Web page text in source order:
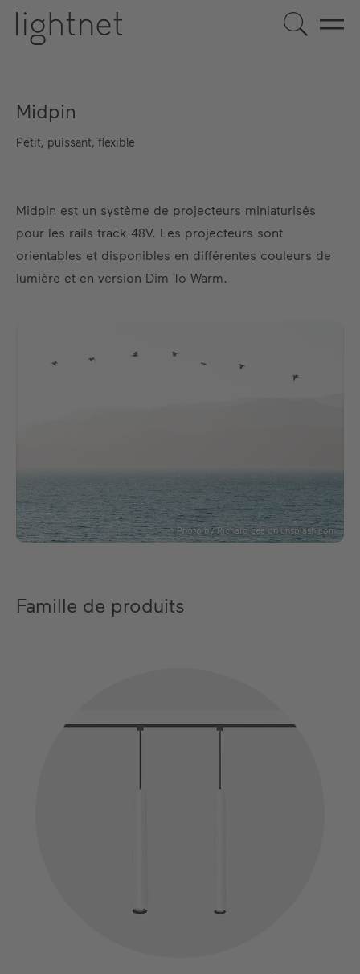
DE EN US ES
Midpin
Petit, puissant, flexible
Midpin est un système de projecteurs miniaturisés
pour les rails track 48V. Les projecteurs sont
orientables et disponibles en différentes couleurs de
lumière et en version Dim To Warm.
Photo by Richard Lee on unsplash.com
Famille de produits